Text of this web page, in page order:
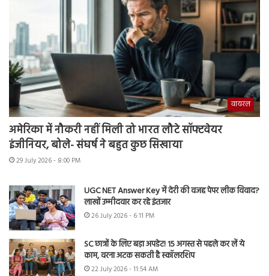
वायरल
अमेरिका में नौकरी नहीं मिली तो भारत लौटे सॉफ्टवेयर
इंजीनियर, बोले- संघर्ष ने बहुत कुछ सिखाया
29 July 2026 - 8:00 PM
UGC NET Answer Key में देरी की वजह पेपर लीक विवाद?
लाखों उम्मीदवार कर रहे इंतजार
26 July 2026 - 6:11 PM
SC छात्रों के लिए बड़ा अपडेट! 15 अगस्त से पहले कर लें ये
काम, वरना अटक सकती है स्कॉलरशिप
22 July 2026 - 11:54 AM